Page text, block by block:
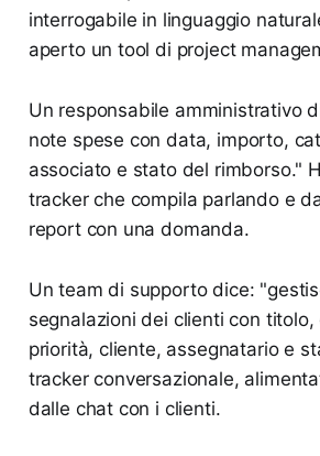
interrogabile in linguaggio
aperto un tool di project
Un responsabile amministrativo
note spese con data, importo,
associato e stato del rimborso."
tracker che compila parlando e
report con una domanda.
Un team di supporto dice:
segnalazioni dei clienti con titolo,
priorità, cliente, assegnatario e
tracker conversazionale,
dalle chat con i clienti.